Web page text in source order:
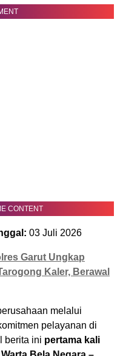
CONTENT
03 Juli 2026
Garut Ungkap
Kaler, Berawal
melalui
pelayanan di
berita ini pertama kali